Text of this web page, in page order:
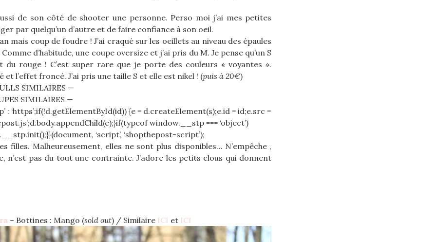
de son côté de shooter une personne. Perso moi j’ai mes petites
par quelqu’un d’autre et de faire confiance à son oeil.
mais coup de foudre ! J’ai craqué sur les oeillets au niveau des épaules
d’habitude, une coupe oversize et j’ai pris du M. Je pense qu’un S
rouge ! C’est super rare que je porte des couleurs « voyantes ».
l’effet froncé. J’ai pris une taille S et elle est nikel ! (puis à 20€)
SIMILAIRES —
SIMILAIRES —
{e = d.createElement(s);e.id = id;e.src =
window.__stp === ‘object’)
‘script’, ‘shopthepost-script’);
filles. Malheureusement, elles ne sont plus disponibles… N’empêche ,
pas du tout une contrainte. J’adore les petits clous qui donnent
– Bottines : Mango (sold out) / Similaire ICI et ICI